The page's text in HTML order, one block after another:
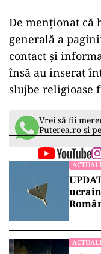
De menționat că
generală a
contact și
însă au inserat
slujbe religioase
Vrei să fii
Puterea.ro și